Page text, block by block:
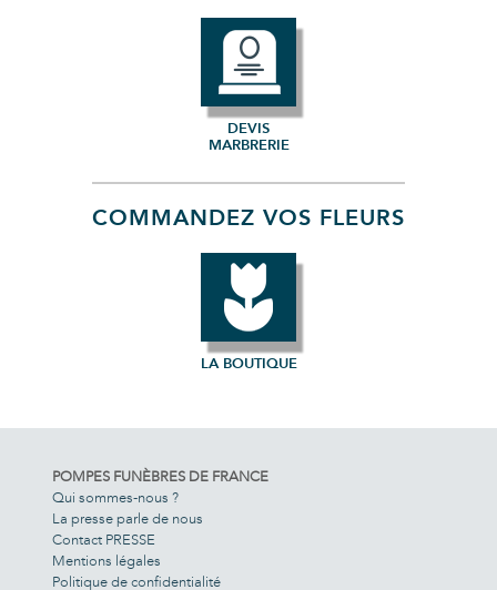
DEVIS
MARBRERIE
COMMANDEZ VOS FLEURS
LA BOUTIQUE
POMPES FUNÈBRES DE FRANCE
Qui sommes-nous ?
La presse parle de nous
Contact PRESSE
Mentions légales
Politique de confidentialité